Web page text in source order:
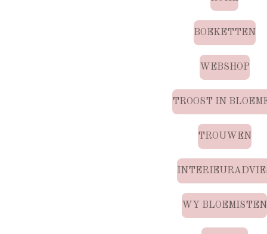
BOEKETTEN
WEBSHOP
TROOST IN
TROUWEN
WY BLOEMISTEN